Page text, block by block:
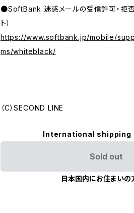
●SoftBank 迷惑メールの受信許可・拒否
ト）
https://www.softbank.jp/mobile/
ms/whiteblack/
（C）SECOND LINE
International shipping
Sold out
日本国内にお住まいの